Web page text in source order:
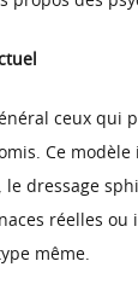
ceux qui
Ce modèle
le dressage
réelles
même.